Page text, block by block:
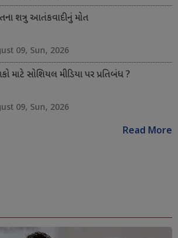
શત્રુ આતંકવાદીનું મોત
09, Sun, 2026
માટે સોશિયલ મીડિયા પર પ્રતિબંધ ?
09, Sun, 2026
Read More